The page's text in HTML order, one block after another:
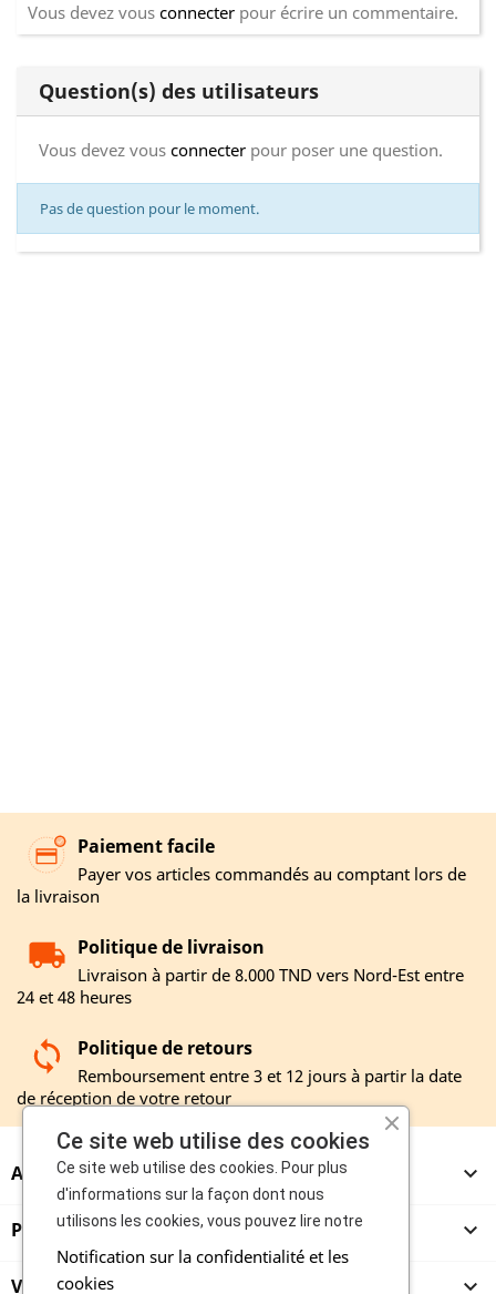
Vous devez vous connecter pour écrire un commentaire.
Question(s) des utilisateurs
Vous devez vous connecter pour poser une question.
Pas de question pour le moment.
Paiement facile
Payer vos articles commandés au comptant lors de
la livraison
Politique de livraison
Livraison à partir de 8.000 TND vers Nord-Est entre
24 et 48 heures
Politique de retours
Remboursement entre 3 et 12 jours à partir la date
de réception de votre retour
A PROPOS 
PRODUITS 
VENDEURS 
Ce site web utilise des cookies
Ce site web utilise des cookies. Pour plus
d'informations sur la façon dont nous
utilisons les cookies, vous pouvez lire notre
Notification sur la confidentialité et les
cookies